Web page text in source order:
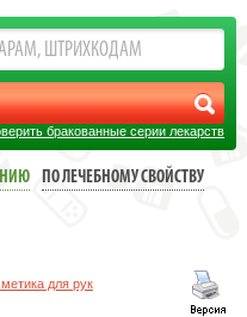
бракованные серии лекарств
ПО ЛЕЧЕБНОМУ СВОЙСТВУ
для рук